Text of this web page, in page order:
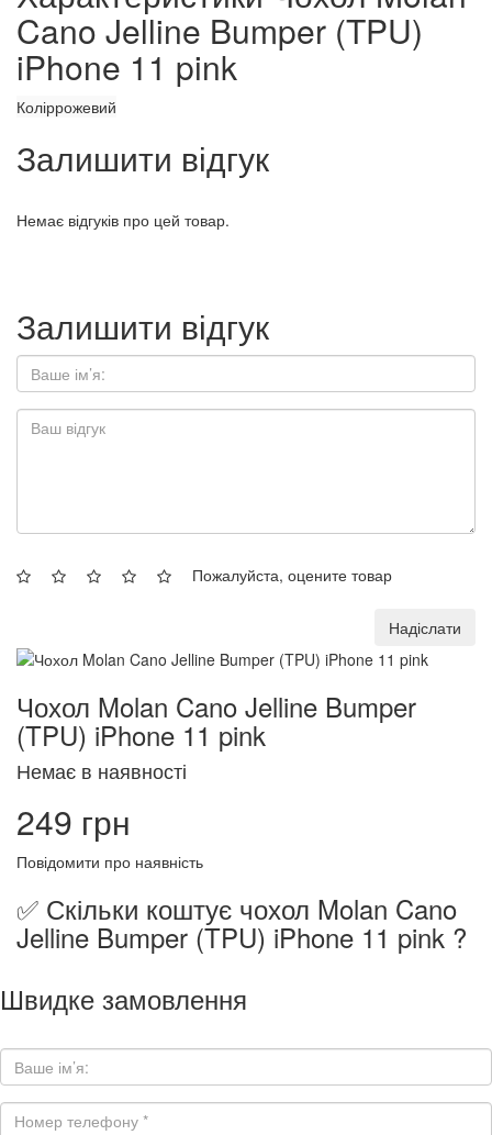
Cano Jelline Bumper (TPU)
iPhone 11 pink
Коліррожевий
Залишити відгук
Немає відгуків про цей товар.
Залишити відгук
Пожалуйста, оцените товар
Надіслати
Чохол Molan Cano Jelline Bumper
(TPU) iPhone 11 pink
Немає в наявності
249 грн
Повідомити про наявність
✅ Скільки коштує чохол Molan Cano
Jelline Bumper (TPU) iPhone 11 pink ?
Швидке замовлення